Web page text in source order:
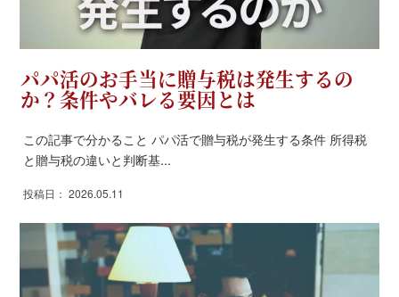
パパ活のお手当に贈与税は発生するの
か？条件やバレる要因とは
この記事で分かること パパ活で贈与税が発生する条件 所得税
と贈与税の違いと判断基...
投稿日： 2026.05.11